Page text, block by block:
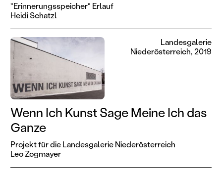
"Erinnerungsspeicher" Erlauf
Heidi Schatzl
Wenn Ich Kunst Sage Meine Ich das
Ganze
Projekt für die Landesgalerie Niederösterreich
Leo Zogmayer
Landesgalerie
Niederösterreich, 2019